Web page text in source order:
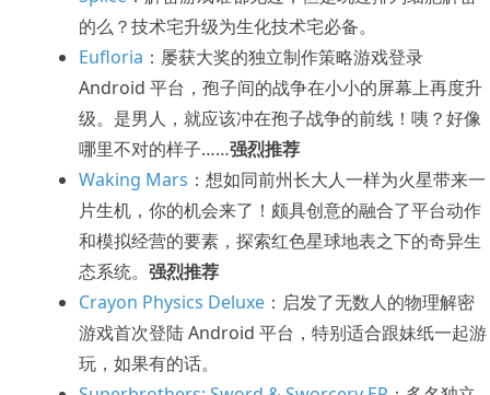
的么？技术宅升级为生化技术宅必备。
Eufloria ：屡获大奖的独立制作策略游戏登录
Android 平台，孢子间的战争在小小的屏幕上再度升
级。是男人，就应该冲在孢子战争的前线！咦？好像
哪里不对的样子……强烈推荐
Waking Mars ：想如同前州长大人一样为火星带来一
片生机，你的机会来了！颇具创意的融合了平台动作
和模拟经营的要素，探索红色星球地表之下的奇异生
态系统。 强烈推荐
Crayon Physics Deluxe ：启发了无数人的物理解密
游戏首次登陆 Android 平台，特别适合跟妹纸一起游
玩，如果有的话。